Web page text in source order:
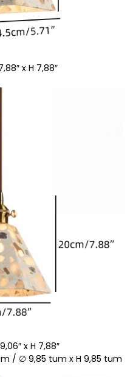
x H 7,88″
x H 7,88″
/ ∅ 9,85 tum x H 9,85 tum